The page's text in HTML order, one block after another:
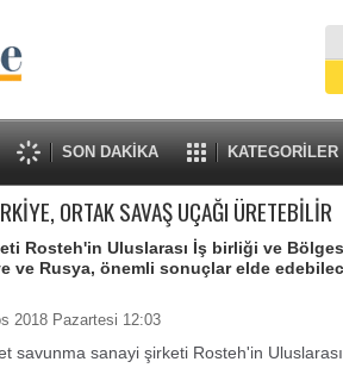
SON DAKİKA KATEGORİLER
ORTAK SAVAŞ UÇAĞI ÜRETEBİLİR
Rosteh'in Uluslarası İş birliği ve
ve Rusya, önemli sonuçlar elde
2018 Pazartesi 12:03
savunma sanayi şirketi Rosteh'in